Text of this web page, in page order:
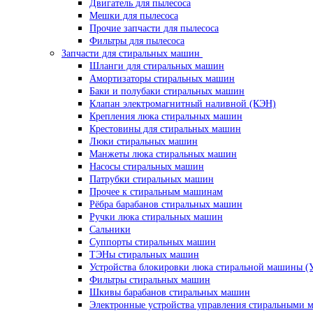
Двигатель для пылесоса
Мешки для пылесоса
Прочие запчасти для пылесоса
Фильтры для пылесоса
Запчасти для стиральных машин
Шланги для стиральных машин
Амортизаторы стиральных машин
Баки и полубаки стиральных машин
Клапан электромагнитный наливной (КЭН)
Крепления люка стиральных машин
Крестовины для стиральных машин
Люки стиральных машин
Манжеты люка стиральных машин
Насосы стиральных машин
Патрубки стиральных машин
Прочее к стиральным машинам
Рёбра барабанов стиральных машин
Ручки люка стиральных машин
Сальники
Суппорты стиральных машин
ТЭНы стиральных машин
Устройства блокировки люка стиральной машины
Фильтры стиральных машин
Шкивы барабанов стиральных машин
Электронные устройства управления стиральными